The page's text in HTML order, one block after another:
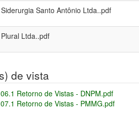
Santo Antônio Ltda..pdf
Ltda..pdf
de vista
Retorno de Vistas - DNPM.pdf
Retorno de Vistas - PMMG.pdf